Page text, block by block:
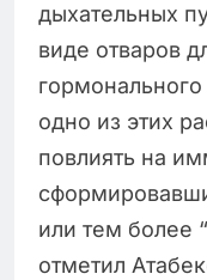
дыхательных
виде отваров
одно из этих
повлиять на
или тем более
отметил